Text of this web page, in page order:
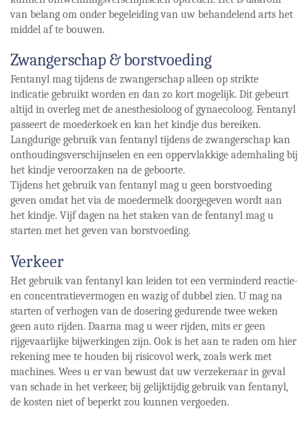
van belang om onder begeleiding van uw behandelend arts het
middel af te bouwen.
Zwangerschap & borstvoeding
Fentanyl mag tijdens de zwangerschap alleen op strikte
indicatie gebruikt worden en dan zo kort mogelijk. Dit gebeurt
altijd in overleg met de anesthesioloog of gynaecoloog. Fentanyl
passeert de moederkoek en kan het kindje dus bereiken.
Langdurige gebruik van fentanyl tijdens de zwangerschap kan
onthoudingsverschijnselen en een oppervlakkige ademhaling bij
het kindje veroorzaken na de geboorte.
Tijdens het gebruik van fentanyl mag u geen borstvoeding
geven omdat het via de moedermelk doorgegeven wordt aan
het kindje. Vijf dagen na het staken van de fentanyl mag u
starten met het geven van borstvoeding.
Verkeer
Het gebruik van fentanyl kan leiden tot een verminderd reactie-
en concentratievermogen en wazig of dubbel zien. U mag na
starten of verhogen van de dosering gedurende twee weken
geen auto rijden. Daarna mag u weer rijden, mits er geen
rijgevaarlijke bijwerkingen zijn. Ook is het aan te raden om hier
rekening mee te houden bij risicovol werk, zoals werk met
machines. Wees u er van bewust dat uw verzekeraar in geval
van schade in het verkeer, bij gelijktijdig gebruik van fentanyl,
de kosten niet of beperkt zou kunnen vergoeden.